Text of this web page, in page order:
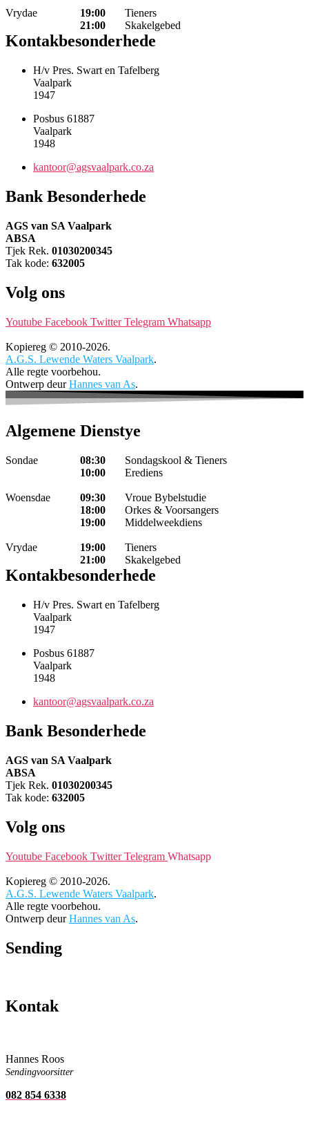
Vrydae
19:00
21:00
Tieners
Skakelgebed
Kontakbesonderhede
H/v Pres. Swart en Tafelberg
Vaalpark
1947
Posbus 61887
Vaalpark
1948
kantoor@agsvaalpark.co.za
Bank Besonderhede
AGS van SA Vaalpark
ABSA
Tjek Rek. 01030200345
Tak kode: 632005
Volg ons
Youtube Facebook Twitter Telegram Whatsapp
Kopiereg © 2010-2026.
A.G.S. Lewende Waters Vaalpark.
Alle regte voorbehou.
Ontwerp deurHannes van As.
Algemene Dienstye
Sondae
Woensdae
Vrydae
08:30
10:00
09:30
18:00
19:00
19:00
21:00
Sondagskool & Tieners
Erediens
Vroue Bybelstudie
Orkes & Voorsangers
Middelweekdiens
Tieners
Skakelgebed
Kontakbesonderhede
H/v Pres. Swart en Tafelberg
Vaalpark
1947
Posbus 61887
Vaalpark
1948
kantoor@agsvaalpark.co.za
Bank Besonderhede
AGS van SA Vaalpark
ABSA
Tjek Rek. 01030200345
Tak kode: 632005
Volg ons
Youtube Facebook Twitter Telegram Whatsapp
Kopiereg © 2010-2026.
A.G.S. Lewende Waters Vaalpark.
Alle regte voorbehou.
Ontwerp deurHannes van As.
Sending
Kontak
Hannes Roos
Sendingvoorsitter
082 854 6338